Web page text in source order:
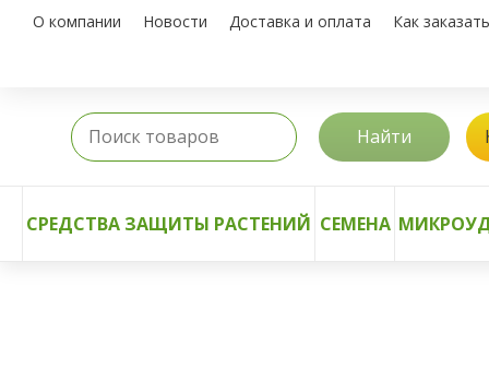
О компании Новости Доставка и оплата Как заказать
Найти
СРЕДСТВА ЗАЩИТЫ РАСТЕНИЙ СЕМЕНА